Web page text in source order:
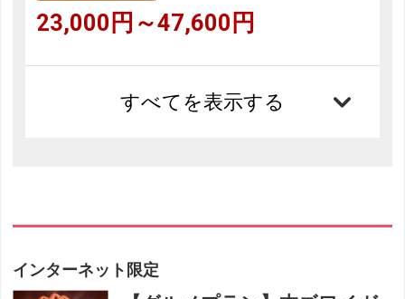
23,000円～47,600円
すべてを表示する
インターネット限定